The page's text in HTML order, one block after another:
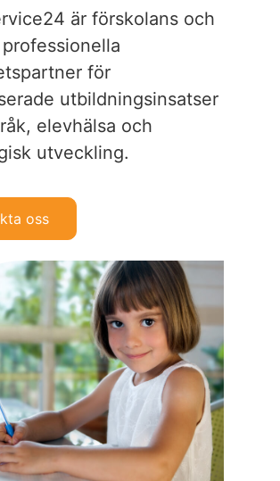
är förskolans och
för
utbildningsinsatser
elevhälsa och
utveckling.
oss